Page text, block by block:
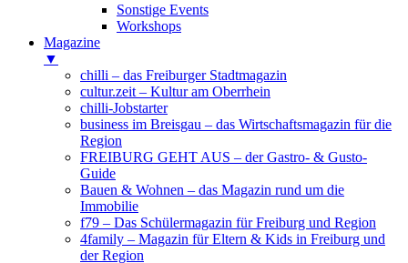
Sonstige Events
Workshops
Magazine
▼
chilli – das Freiburger Stadtmagazin
cultur.zeit – Kultur am Oberrhein
chilli-Jobstarter
business im Breisgau – das Wirtschaftsmagazin für die
Region
FREIBURG GEHT AUS – der Gastro- & Gusto-
Guide
Bauen & Wohnen – das Magazin rund um die
Immobilie
f79 – Das Schülermagazin für Freiburg und Region
4family – Magazin für Eltern & Kids in Freiburg und
der Region